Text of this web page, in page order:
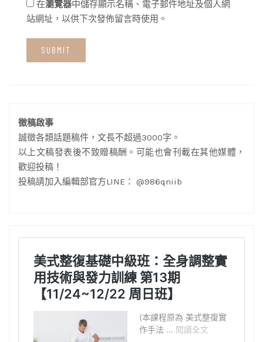
在瀏覽器中儲存顯示名稱、電子郵件地址及個人網
站網址，以供下次發佈留言時使用。
徵稿啟事
誠徵各類話題稿件，文長不超過3000字。
以上文稿發表後不致贈稿酬。可能也會刊載在其他媒體，
歡迎投稿！
投稿請加入編輯部官方LINE： @986qniib